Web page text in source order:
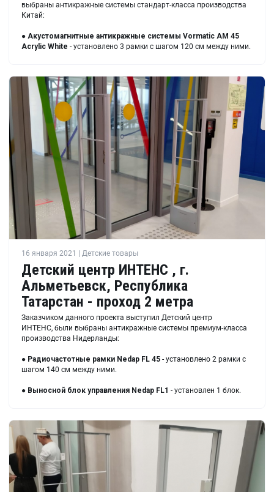
выбраны антикражные системы стандарт-класса производства
Китай:
● Акустомагнитные антикражные системы Vormatic AM 45
Acrylic White - установлено 3 рамки с шагом 120 см между ними.
16 января 2021 | Детские товары
Детский центр ИНТЕНС , г.
Альметьевск, Республика
Татарстан - проход 2 метра
Заказчиком данного проекта выступил Детский центр
ИНТЕНС, были выбраны антикражные системы премиум-класса
производства Нидерланды:
● Радиочастотные рамки Nedap FL 45 - установлено 2 рамки с
шагом 140 см между ними.
● Выносной блок управления Nedap FL1 - установлен 1 блок.